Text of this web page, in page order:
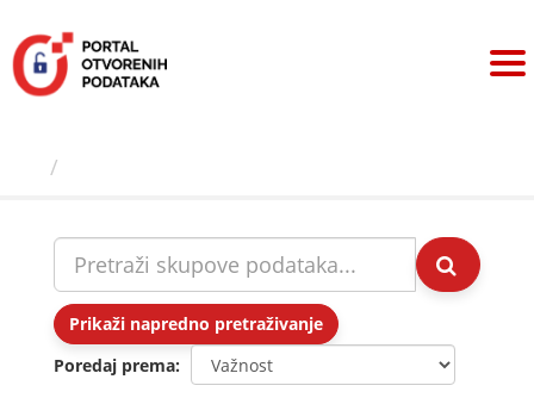
sadržaj
Prikaži napredno pretraživanje
Poredaj prema